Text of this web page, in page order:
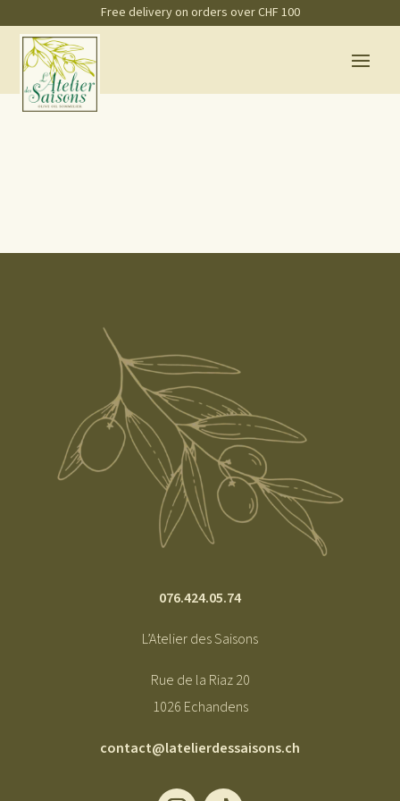
Free delivery on orders over CHF 100
076.424.05.74
L’Atelier des Saisons
Rue de la Riaz 20
1026 Echandens
contact@latelierdessaisons.ch